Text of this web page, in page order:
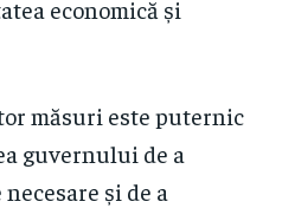
economică și
măsuri este puternic
guvernului de a
și de a